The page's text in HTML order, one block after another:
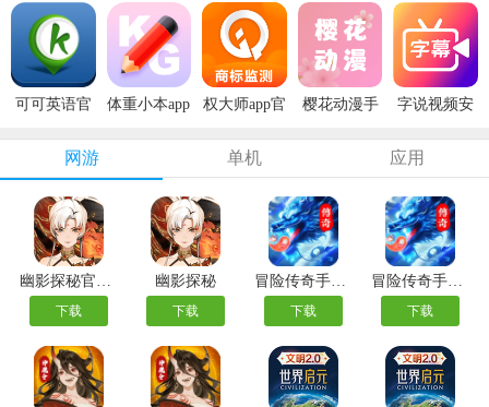
可可英语官
体重小本app
权大师app官
樱花动漫手
字说视频安
网游 单机 应用
幽影探秘官方版
下载
幽影探秘
下载
冒险传奇手游最新版
下载
冒险传奇手游官方版
下载